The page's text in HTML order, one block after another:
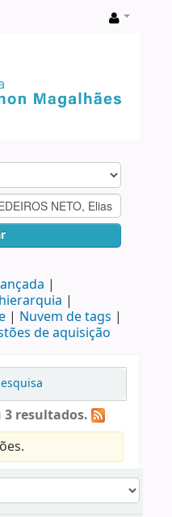
Nuvem de tags
de aquisição
resultados.